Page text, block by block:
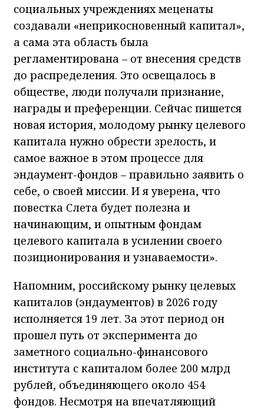
социальных учреждениях меценаты
создавали «неприкосновенный капитал»,
а сама эта область была
регламентирована – от внесения средств
до распределения. Это освещалось в
обществе, люди получали признание,
награды и преференции. Сейчас пишется
новая история, молодому рынку целевого
капитала нужно обрести зрелость, и
самое важное в этом процессе для
эндаумент-фондов – правильно заявить о
себе, о своей миссии. И я уверена, что
повестка Слета будет полезна и
начинающим, и опытным фондам
целевого капитала в усилении своего
позиционирования и узнаваемости».
Напомним, российскому рынку целевых
капиталов (эндаументов) в 2026 году
исполняется 19 лет. За этот период он
прошел путь от эксперимента до
заметного социально-финансового
института с капиталом более 200 млрд
рублей, объединяющего около 454
фондов. Несмотря на впечатляющий